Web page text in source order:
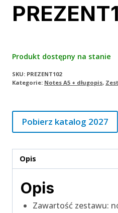
Produkt dostępny na stanie
SKU: PREZENT102
Kategorie: Notes A5 + długopis,
Pobierz katalog 2027
Opis
Opis
Zawartość zestawu: